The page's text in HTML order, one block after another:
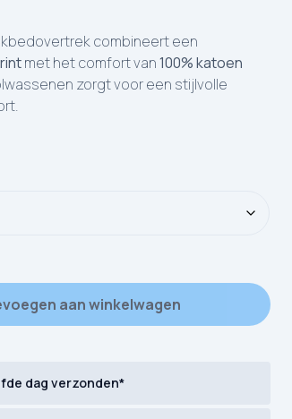
combineert een
met het comfort van100% katoen
zorgt voor een stijlvolle
aantal
aan winkelwagen
dag verzonden*